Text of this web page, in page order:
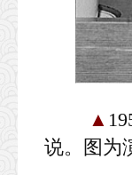
▲
说。图为